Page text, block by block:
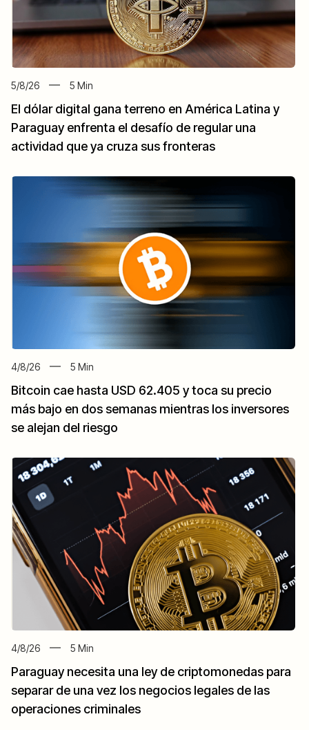
5/8/26 5 Min
El dólar digital gana terreno en América Latina y
Paraguay enfrenta el desafío de regular una
actividad que ya cruza sus fronteras
4/8/26 5 Min
Bitcoin cae hasta USD 62.405 y toca su precio
más bajo en dos semanas mientras los inversores
se alejan del riesgo
4/8/26 5 Min
Paraguay necesita una ley de criptomonedas para
separar de una vez los negocios legales de las
operaciones criminales